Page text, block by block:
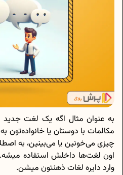
به عنوان مثال اگه یک لغت جدید
مکالمات با دوستان یا خانواده‌تون
چیزی می‌خونین یا می‌بینین، به
اون لغت‌ها داخلش استفاده میشه.
وارد دایره لغات ذهنتون میشن.